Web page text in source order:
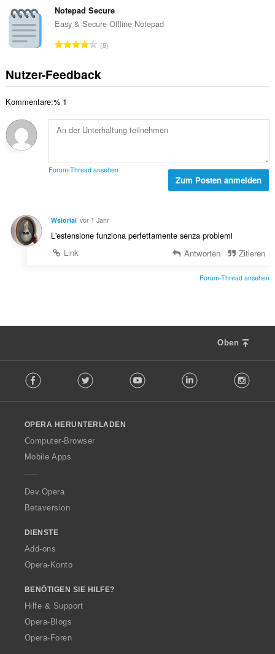
e
n
r
t
n
e
n
B
e
w
e
t
u
e
s
a
t
B
e
r
t
g
Notepad Secure
Easy & Secure Offline Notepad
G
s
a
e
B
e
n
e
:
8
Nutzer-Feedback
Kommentare:% 1
Forum-Thread ansehen
Zum Posten anmelden
Wsioriai vor 1 Jahr
L'estensione funziona perfettamente senza problemi
Link
Antworten Zitieren
Forum-Thread ansehen
Oben
o
w
O
p
a
Facebook Twitter Youtube LinkedIn
OPERA HERUNTERLADEN
Computer-Browser
Mobile Apps
Dev.Opera
Betaversion
DIENSTE
Add-ons
Opera-Konto
BENÖTIGEN SIE HILFE?
Hilfe & Support
Opera-Blogs
Opera-Foren